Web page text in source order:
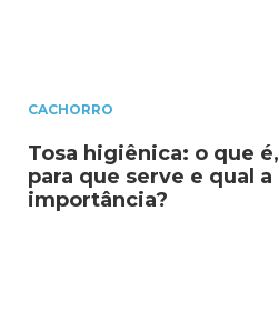
CACHORRO
Tosa higiênica: o que é,
para que serve e qual a
importância?